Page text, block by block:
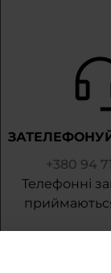
+380 94
Телефонні